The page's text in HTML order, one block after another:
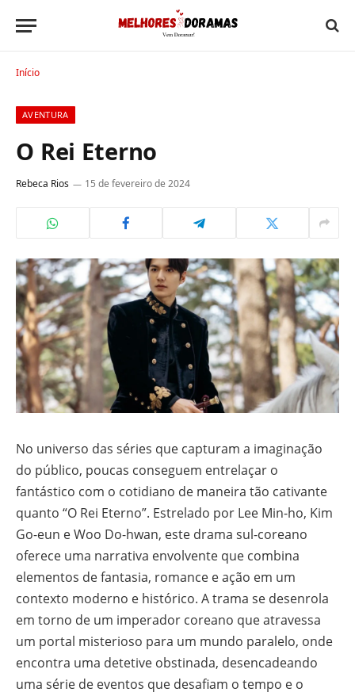
Início
AVENTURA
O Rei Eterno
Rebeca Rios 15 de fevereiro de 2024
No universo das séries que capturam a imaginação
do público, poucas conseguem entrelaçar o
fantástico com o cotidiano de maneira tão cativante
quanto “O Rei Eterno”. Estrelado por Lee Min-ho, Kim
Go-eun e Woo Do-hwan, este drama sul-coreano
oferece uma narrativa envolvente que combina
elementos de fantasia, romance e ação em um
contexto moderno e histórico. A trama se desenrola
em torno de um imperador coreano que atravessa
um portal misterioso para um mundo paralelo, onde
encontra uma detetive obstinada, desencadeando
uma série de eventos que desafiam o tempo e o